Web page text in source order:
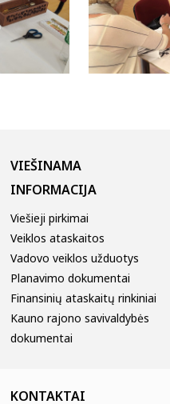
VIEŠINAMA
INFORMACIJA
Viešieji pirkimai
Veiklos ataskaitos
Vadovo veiklos užduotys
Planavimo dokumentai
Finansinių ataskaitų rinkiniai
Kauno rajono savivaldybės
dokumentai
KONTAKTAI